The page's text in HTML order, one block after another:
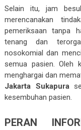
Selain itu, jam
merencanakan
pemeriksaan tanpa
tenang dan
nosokomial dan
semua pasien. Oleh
menghargai dan
Jakarta Sukapura
kesembuhan pasien.
PERAN